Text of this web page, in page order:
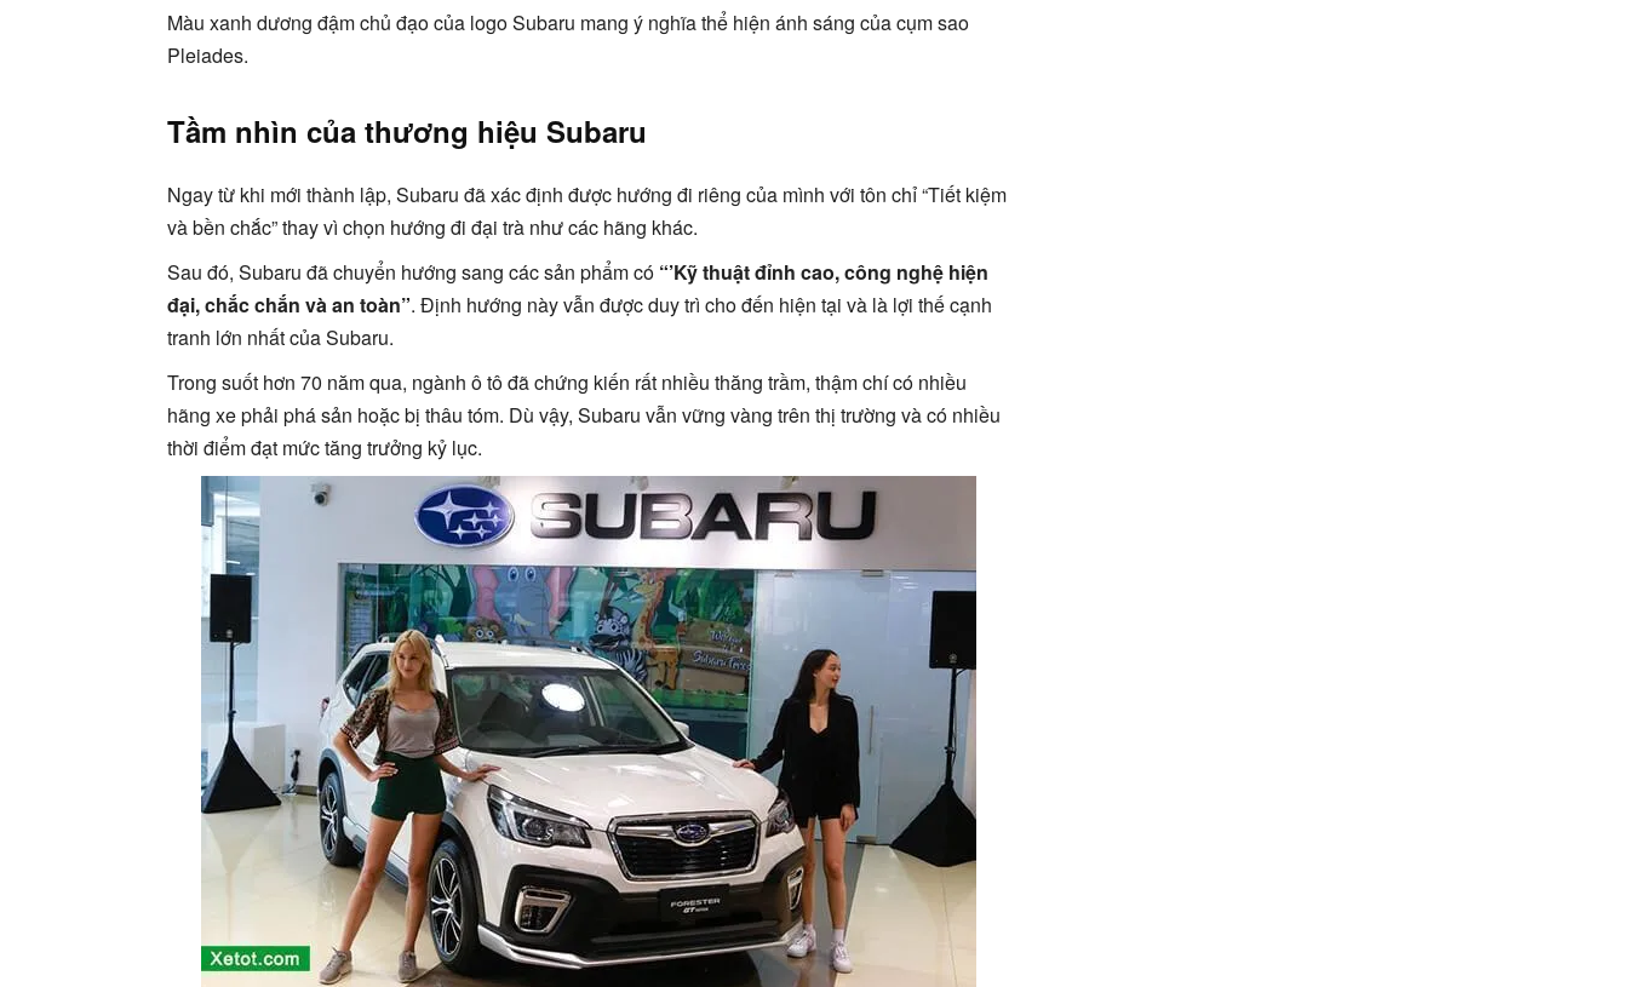
Màu xanh dương đậm chủ đạo của logo Subaru mang ý nghĩa thể hiện ánh sáng của cụm sao
Pleiades.
Tầm nhìn của thương hiệu Subaru
Ngay từ khi mới thành lập, Subaru đã xác định được hướng đi riêng của mình với tôn chỉ “Tiết kiệm
và bền chắc” thay vì chọn hướng đi đại trà như các hãng khác.
Sau đó, Subaru đã chuyển hướng sang các sản phẩm có “’Kỹ thuật đỉnh cao, công nghệ hiện
đại, chắc chắn và an toàn”. Định hướng này vẫn được duy trì cho đến hiện tại và là lợi thế cạnh
tranh lớn nhất của Subaru.
Trong suốt hơn 70 năm qua, ngành ô tô đã chứng kiến rất nhiều thăng trầm, thậm chí có nhiều
hãng xe phải phá sản hoặc bị thâu tóm. Dù vậy, Subaru vẫn vững vàng trên thị trường và có nhiều
thời điểm đạt mức tăng trưởng kỷ lục.